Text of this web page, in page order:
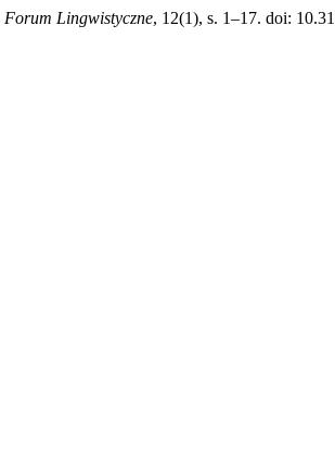
Forum Lingwistyczne, 12(1), s. 1–17. doi: